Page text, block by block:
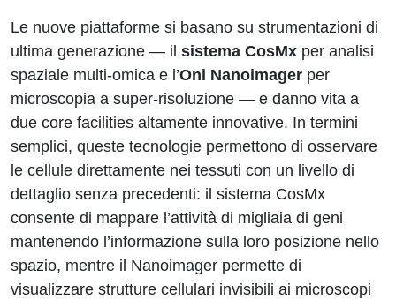
Le nuove piattaforme si basano su strumentazioni di
ultima generazione — il sistema CosMx per analisi
spaziale multi-omica e l’Oni Nanoimager per
microscopia a super-risoluzione — e danno vita a
due core facilities altamente innovative. In termini
semplici, queste tecnologie permettono di osservare
le cellule direttamente nei tessuti con un livello di
dettaglio senza precedenti: il sistema CosMx
consente di mappare l’attività di migliaia di geni
mantenendo l’informazione sulla loro posizione nello
spazio, mentre il Nanoimager permette di
visualizzare strutture cellulari invisibili ai microscopi